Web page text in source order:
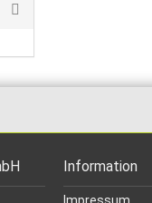
Information